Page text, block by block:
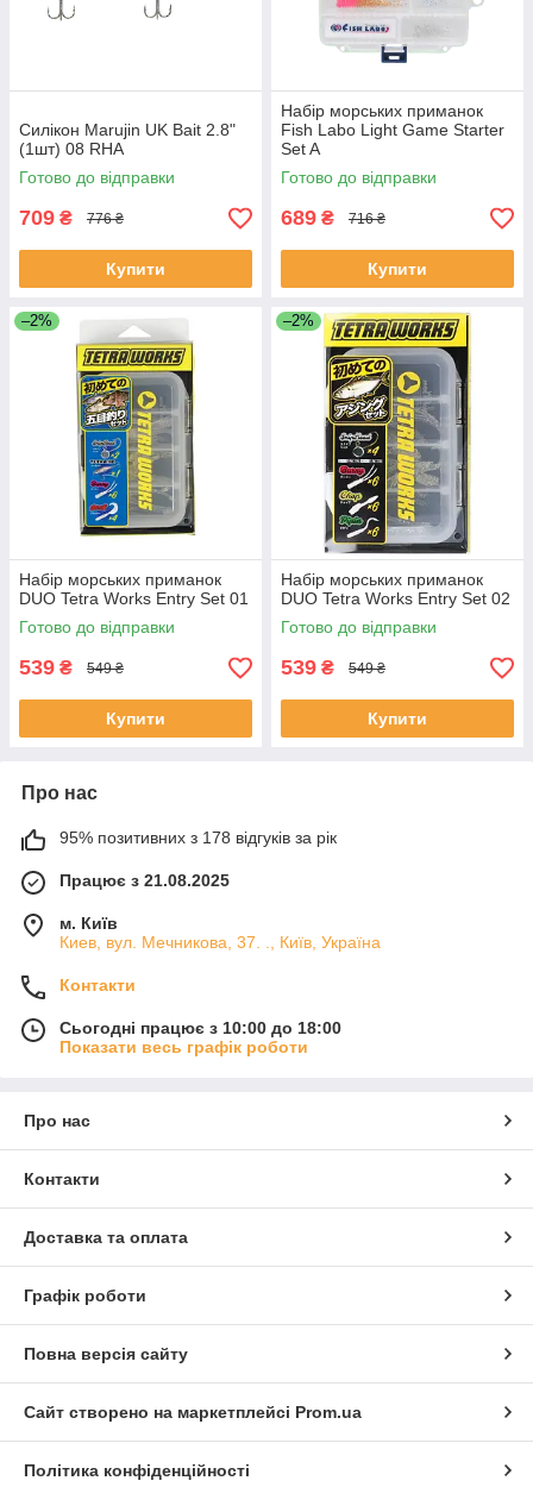
Силікон Marujin UK Bait 2.8"
(1шт) 08 RHA
Готово до відправки
709 ₴ 776 ₴
Купити
Набір морських приманок
Fish Labo Light Game Starter
Set A
Готово до відправки
689 ₴ 716 ₴
Купити
–2%
Набір морських приманок
DUO Tetra Works Entry Set 01
Готово до відправки
539 ₴ 549 ₴
Купити
–2%
Набір морських приманок
DUO Tetra Works Entry Set 02
Готово до відправки
539 ₴ 549 ₴
Купити
Про нас
95% позитивних з 178 відгуків за рік
Працює з 21.08.2025
м. Київ
Киев, вул. Мечникова, 37. ., Київ, Україна
Контакти
Сьогодні працює з 10:00 до 18:00
Показати весь графік роботи
Про нас
Контакти
Доставка та оплата
Графік роботи
Повна версія сайту
Сайт створено на маркетплейсі Prom.ua
Політика конфіденційності